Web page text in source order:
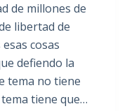
de millones de
libertad de
cosas
defiendo la
tema no tiene
tiene que…